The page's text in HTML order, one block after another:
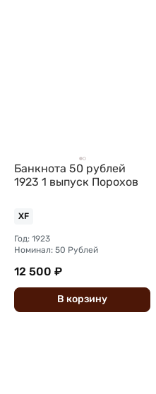
Банкнота 50 рублей
1923 1 выпуск Порохов
XF
Год: 1923
Номинал: 50 Рублей
12 500 ₽
В корзину